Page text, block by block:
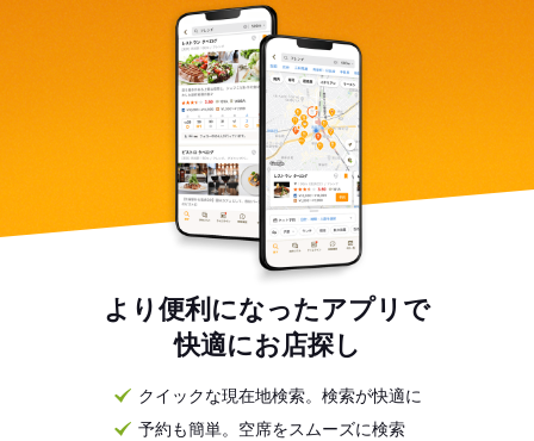
より便利になったアプリで
快適にお店探し
クイックな現在地検索。検索が快適に
予約も簡単。空席をスムーズに検索